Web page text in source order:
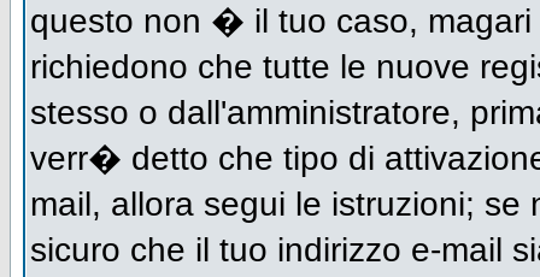
questo non � il tuo caso,
richiedono che tutte le nuove
stesso o dall'amministratore,
verr� detto che tipo di
mail, allora segui le istruzioni;
sicuro che il tuo indirizzo e-mail